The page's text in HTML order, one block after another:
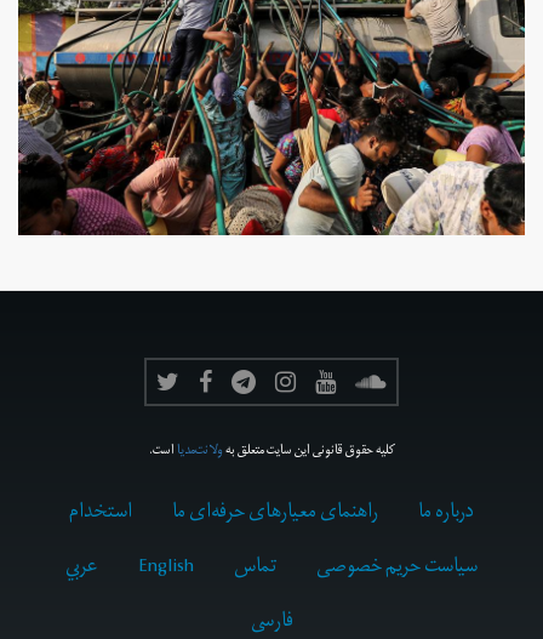
کلیه حقوق قانونی این سایت متعلق بهولانت‌مدیااست.
درباره ما راهنمای معیارهای حرفه‌ای ما
استخدام
سیاست حریم خصوصی
تماس English
عربي
فارسى